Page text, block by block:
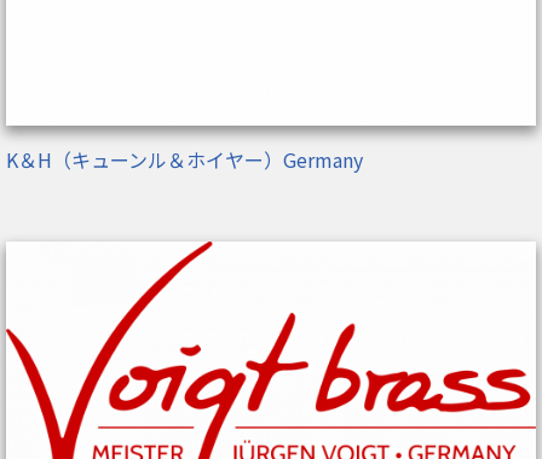
K＆H（キューンル＆ホイヤー）Germany